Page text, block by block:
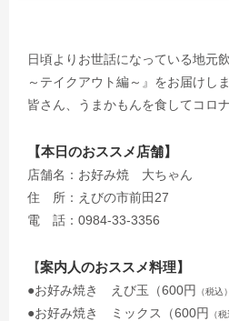
日頃よりお世話になっている地元
～テイクアウト編～』をお届けしま
皆さん、うまかもんを食してコロ
【本日のおススメ店舗】
店舗名：お好み焼 大ちゃん
住 所：えびの市前田27
電 話：0984-33-3356
【案内人のおススメ料理】
●お好み焼き えび玉（600円 （税込）
●お好み焼き ミックス（600円
（税